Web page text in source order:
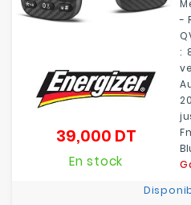
-
:
39,000 DTPrix
En stock